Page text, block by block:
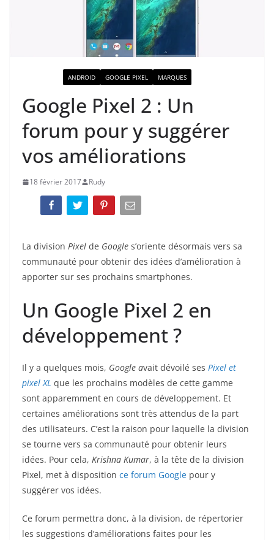
ANDROID GOOGLE PIXEL MARQUES
Google Pixel 2 : Un
forum pour y suggérer
vos améliorations
18 février 2017 Rudy
La division Pixel de Google s’oriente désormais vers sa
communauté pour obtenir des idées d’amélioration à
apporter sur ses prochains smartphones.
Un Google Pixel 2 en
développement ?
Il y a quelques mois, Google avait dévoilé ses Pixel et
pixel XL que les prochains modèles de cette gamme
sont apparemment en cours de développement. Et
certaines améliorations sont très attendus de la part
des utilisateurs. C’est la raison pour laquelle la division
se tourne vers sa communauté pour obtenir leurs
idées. Pour cela, Krishna Kumar, à la tête de la division
Pixel, met à disposition ce forum Google pour y
suggérer vos idées.
Ce forum permettra donc, à la division, de répertorier
les suggestions d’améliorations faites pour les